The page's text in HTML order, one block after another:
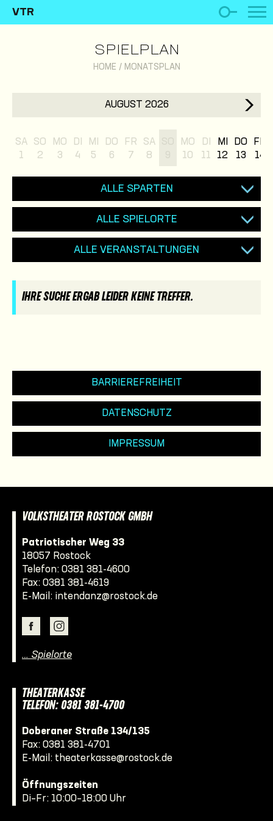
VTR
SPIELPLAN
HOME / MONATSPLAN
AUGUST 2026
SA
1
SO
2
MO
3
DI
4
MI
5
DO
6
FR
7
SA
8
MO
10
DI
11
MI
12
DO
13
FR
14
ALLE SPARTEN
ALLE SPIELORTE
ALLE VERANSTALTUNGEN
IHRE SUCHE ERGAB LEIDER KEINE TREFFER.
BARRIEREFREIHEIT
DATENSCHUTZ
IMPRESSUM
VOLKSTHEATER ROSTOCK GMBH
Patriotischer Weg 33
18057 Rostock
Telefon: 0381 381-4600
Fax: 0381 381-4619
E-Mail: intendanz@rostock.de
… Spielorte
THEATERKASSE
TELEFON: 0381 381-4700
Doberaner Straße 134/135
Fax: 0381 381-4701
E-Mail: theaterkasse@rostock.de
Öffnungszeiten
Di–Fr: 10:00–18:00 Uhr